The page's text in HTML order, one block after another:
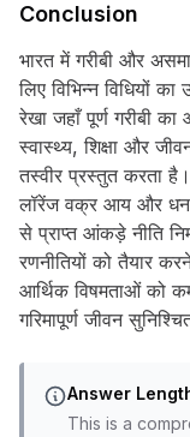
Conclusion
भारत में गरीबी और
लिए विभिन्न विधियों
रेखा जहाँ पूर्ण गरीबी
स्वास्थ्य, शिक्षा और
तस्वीर प्रस्तुत करता
लॉरेंज वक्र आय और धन
से प्राप्त आंकड़े नीति
रणनीतियों को तैयार
आर्थिक विषमताओं को
गरिमापूर्ण जीवन
Answer
This is a